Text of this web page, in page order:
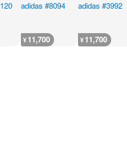
¥11,700 ¥11,700